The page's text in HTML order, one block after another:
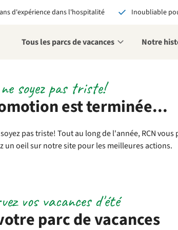
d'expérience dans l'hospitalité Inoubliable
Tous les parcs de vacances Notre
est terminée...
soyez pas triste!
pas triste! Tout au long de l'année, RCN
un oeil sur notre site pour les meilleures actions.
parc de vacances
vos vacances d'été